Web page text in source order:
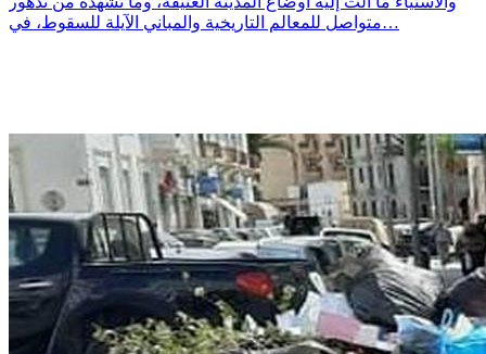
متواصل للمعالم التاريخية والمباني الآيلة للسقوط، في…